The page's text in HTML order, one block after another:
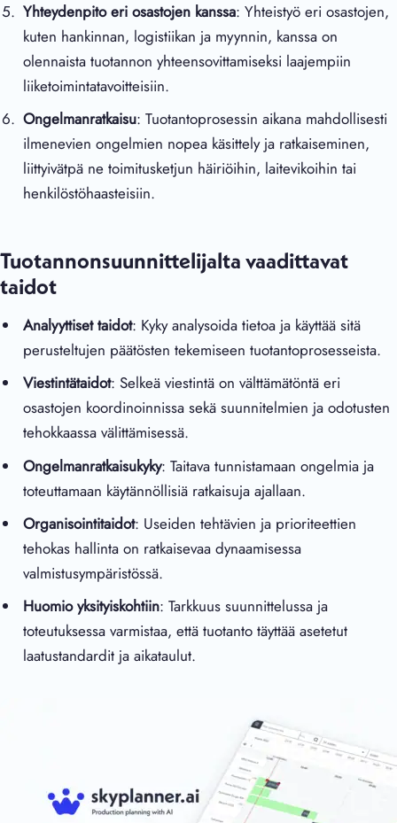
Yhteydenpito eri osastojen kanssa: Yhteistyö eri osastojen,
kuten hankinnan, logistiikan ja myynnin, kanssa on
olennaista tuotannon yhteensovittamiseksi laajempiin
liiketoimintatavoitteisiin.
Ongelmanratkaisu: Tuotantoprosessin aikana mahdollisesti
ilmenevien ongelmien nopea käsittely ja ratkaiseminen,
liittyivätpä ne toimitusketjun häiriöihin, laitevikoihin tai
henkilöstöhaasteisiin.
Tuotannonsuunnittelijalta vaadittavat
taidot
Analyyttiset taidot: Kyky analysoida tietoa ja käyttää sitä
perusteltujen päätösten tekemiseen tuotantoprosesseista.
Viestintätaidot: Selkeä viestintä on välttämätöntä eri
osastojen koordinoinnissa sekä suunnitelmien ja odotusten
tehokkaassa välittämisessä.
Ongelmanratkaisukyky: Taitava tunnistamaan ongelmia ja
toteuttamaan käytännöllisiä ratkaisuja ajallaan.
Organisointitaidot: Useiden tehtävien ja prioriteettien
tehokas hallinta on ratkaisevaa dynaamisessa
valmistusympäristössä.
Huomio yksityiskohtiin: Tarkkuus suunnittelussa ja
toteutuksessa varmistaa, että tuotanto täyttää asetetut
laatustandardit ja aikataulut.